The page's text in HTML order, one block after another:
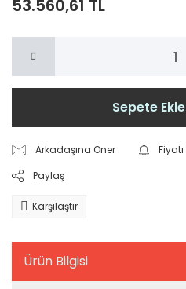
53.560,61 TL
Sepete Ekle
Arkadaşına Öner
Paylaş
Karşılaştır
Ürün Bilgisi